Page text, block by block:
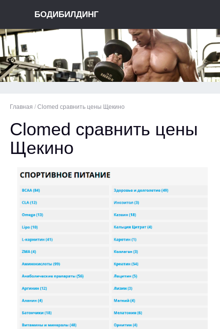
БОДИБИЛДИНГ
Главная / Clomed сравнить цены Щекино
Clomed сравнить цены
Щекино